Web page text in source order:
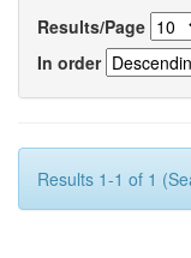
Results/Page
In order
Results 1-1 of 1